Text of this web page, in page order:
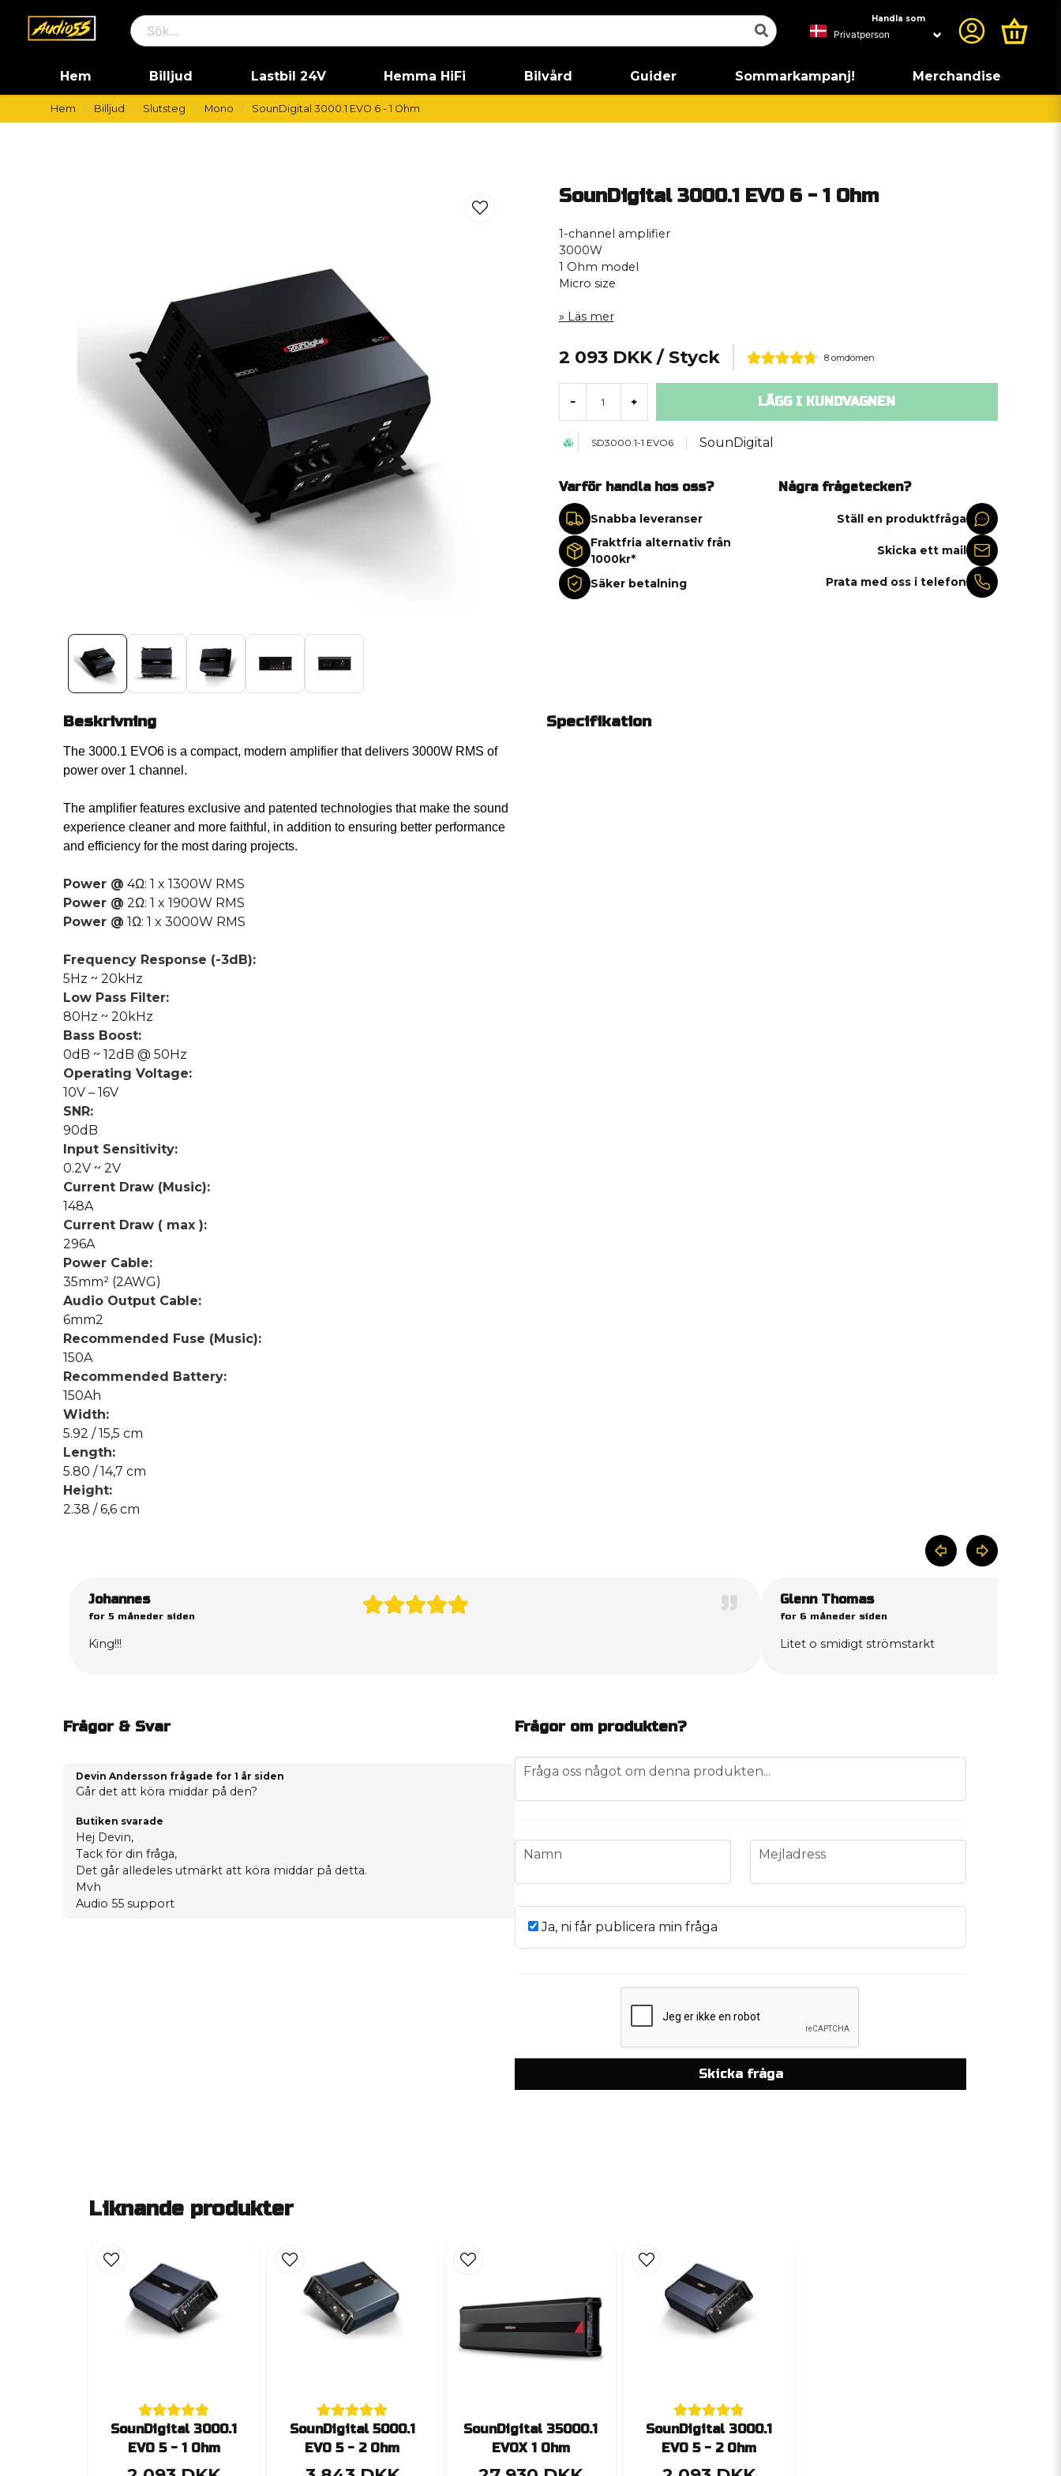
Handla som
Hem Billjud Lastbil 24V Hemma HiFi Bilvård Guider Sommarkampanj! Merchandise
Hem Billjud Slutsteg Mono SounDigital 3000.1 EVO 6 - 1 Ohm
SounDigital 3000.1 EVO 6 - 1 Ohm
1-channel amplifier
3000W
1 Ohm model
Micro size
Läs mer
2 093 DKK / Styck 8 omdömen
- + LÄGG I KUNDVAGNEN
SD3000.1-1 EVO6 SounDigital
Varför handla hos oss?
Snabba leveranser
Fraktfria alternativ från
1000kr*
Säker betalning
Några frågetecken?
Ställ en produktfråga
Skicka ett mail
Prata med oss i telefon
Beskrivning
The 3000.1 EVO6 is a compact, modern amplifier that delivers 3000W RMS of
power over 1 channel.
The amplifier features exclusive and patented technologies that make the sound
experience cleaner and more faithful, in addition to ensuring better performance
and efficiency for the most daring projects.
Power @ 4Ω: 1 x 1300W RMS
Power @ 2Ω: 1 x 1900W RMS
Power @ 1Ω: 1 x 3000W RMS
Frequency Response (-3dB):
5Hz ~ 20kHz
Low Pass Filter:
80Hz ~ 20kHz
Bass Boost:
0dB ~ 12dB @ 50Hz
Operating Voltage:
10V – 16V
SNR:
90dB
Input Sensitivity:
0.2V ~ 2V
Current Draw (Music):
148A
Current Draw ( max ):
296A
Power Cable:
35mm² (2AWG)
Audio Output Cable:
6mm2
Recommended Fuse (Music):
150A
Recommended Battery:
150Ah
Width:
5.92 / 15,5 cm
Length:
5.80 / 14,7 cm
Height:
2.38 / 6,6 cm
Specifikation
Johannes
for 5 måneder siden
King!!!
Glenn Thomas
for 6 måneder siden
Litet o smidigt strömstarkt
Frågor & Svar
Devin Andersson frågade for 1 år siden
Går det att köra middar på den?
Butiken svarade
Hej Devin,
Tack för din fråga,
Det går alledeles utmärkt att köra middar på detta.
Mvh
Audio 55 support
Frågor om produkten?
question
Fråga oss något om denna produkten...
name
Namn email
Mejladress
Ja, ni får publicera min fråga
Skicka fråga
Liknande produkter
SounDigital 3000.1
EVO 5 - 1 Ohm
SounDigital 5000.1
EVO 5 - 2 Ohm
SounDigital 35000.1
EVOX 1 Ohm
SounDigital 3000.1
EVO 5 - 2 Ohm